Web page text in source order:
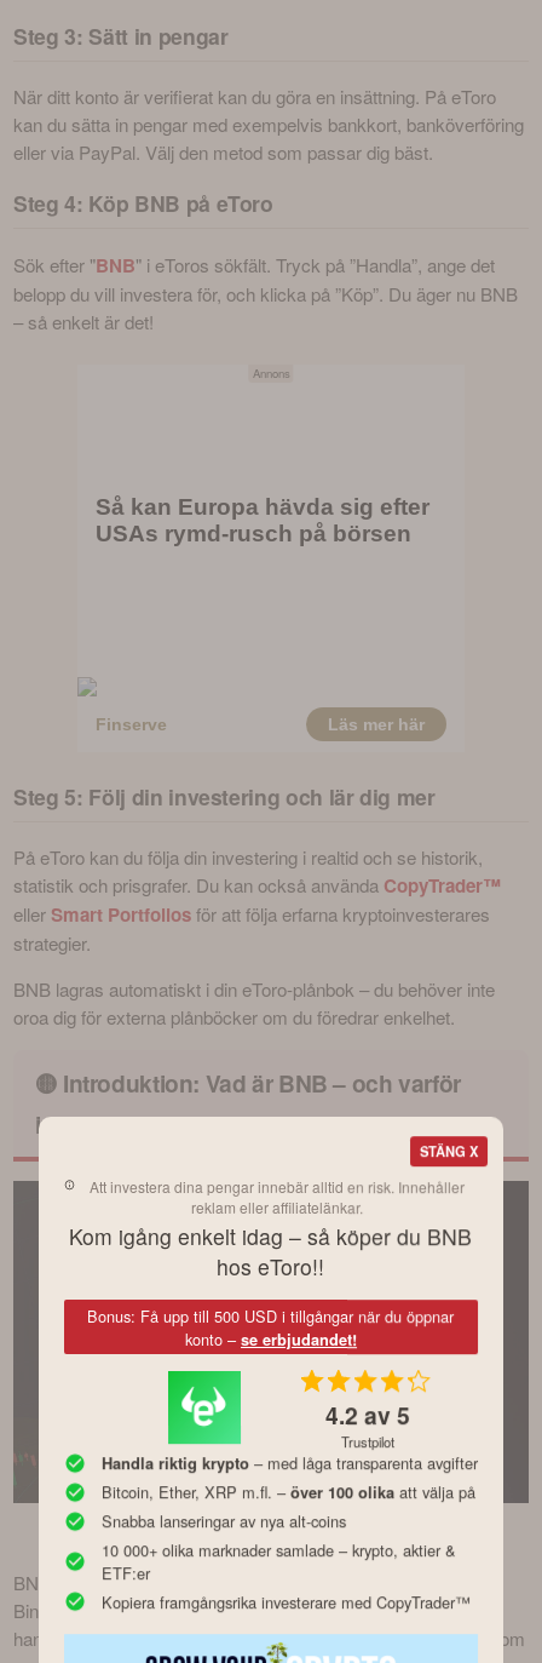
Steg 3: Sätt in pengar
När ditt konto är verifierat kan du göra en insättning. På eToro
kan du sätta in pengar med exempelvis bankkort, banköverföring
eller via PayPal. Välj den metod som passar dig bäst.
Steg 4: Köp BNB på eToro
Sök efter "BNB" i eToros sökfält. Tryck på ”Handla”, ange det
belopp du vill investera för, och klicka på ”Köp”. Du äger nu BNB
– så enkelt är det!
Steg 5: Följ din investering och lär dig mer
På eToro kan du följa din investering i realtid och se historik,
statistik och prisgrafer. Du kan också använda CopyTrader™
eller Smart Portfolios för att följa erfarna kryptoinvesterares
strategier.
BNB lagras automatiskt i din eToro-plånbok – du behöver inte
oroa dig för externa plånböcker om du föredrar enkelhet.
🟡 Introduktion: Vad är BNB – och varför
investera?
BNB blir en allt mer etablerad kryptovaluta med fler tekniska
användningsområden.
BNB (Build and Build) är den ursprungliga kryptovalutan inom
Binance-ekosystemet – världens största kryptobörs sett till
handelsvolym. Till skillnad från Bitcoin, som främst används som
STÄNG X
Att investera dina pengar innebär alltid en risk. Innehåller
reklam eller affiliatelänkar.
Kom igång enkelt idag – så köper du BNB
hos eToro!!
Bonus: Få upp till 500 USD i tillgångar när du öppnar
konto – se erbjudandet!
4.2 av 5
Trustpilot
Handla riktig krypto– med låga transparenta avgifter
Bitcoin, Ether, XRP m.fl. – över 100 olikaatt välja på
Snabba lanseringar av nya alt-coins
10 000+ olika marknader samlade – krypto, aktier &
ETF:er
Kopiera framgångsrika investerare med CopyTrader™